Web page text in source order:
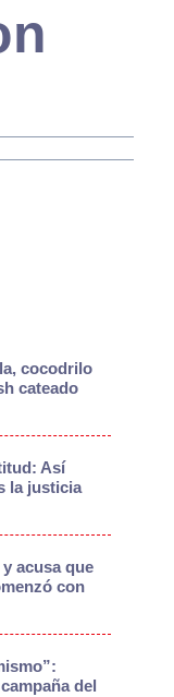
cocodrilo
cateado
Así
la justicia
acusa que
con
del